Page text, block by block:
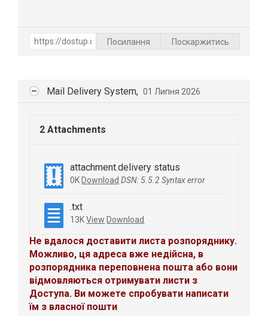
Посилання Поскаржитись
Mail Delivery System, 01 Липня 2026
2 Attachments
attachment.delivery status
0K Download DSN: 5.5.2 Syntax error
.txt
13KView Download
Не вдалося доставити листа розпоряднику.
Можливо, ця адреса вже недійсна, в
розпорядника переповнена пошта або вони
відмовляються отримувати листи з
Доступа. Ви можете спробувати написати
їм з власної пошти